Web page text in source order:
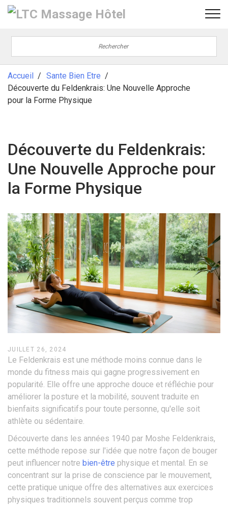
Accueil
Sante Bien Etre
Découverte du Feldenkrais: Une Nouvelle Approche
pour la Forme Physique
Découverte du Feldenkrais:
Une Nouvelle Approche pour
la Forme Physique
JUILLET 26, 2024
Le Feldenkrais est une méthode moins connue dans le
monde du fitness mais qui gagne progressivement en
popularité. Elle offre une approche douce et réfléchie pour
améliorer la posture et la mobilité, souvent traduite en
bienfaits significatifs pour toute personne, qu'elle soit
athlète ou sédentaire.
Découverte dans les années 1940 par Moshe Feldenkrais,
cette méthode repose sur l'idée que notre façon de bouger
peut influencer notre bien-être physique et mental. En se
concentrant sur la prise de conscience par le mouvement,
cette pratique unique offre des alternatives aux exercices
physiques traditionnels souvent perçus comme trop